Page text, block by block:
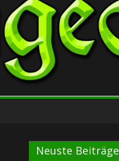
Neuste Beiträge